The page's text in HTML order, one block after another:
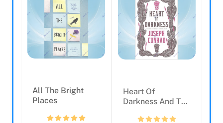
All The Bright
Places
Heart Of
Darkness And The
Diary (Al...